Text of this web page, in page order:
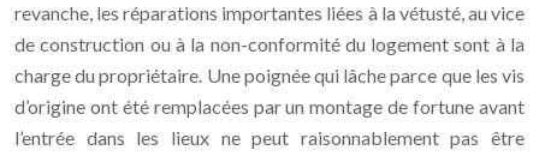
revanche, les réparations importantes liées à la vétusté, au vice
de construction ou à la non-conformité du logement sont à la
charge du propriétaire. Une poignée qui lâche parce que les vis
d’origine ont été remplacées par un montage de fortune avant
l’entrée dans les lieux ne peut raisonnablement pas être